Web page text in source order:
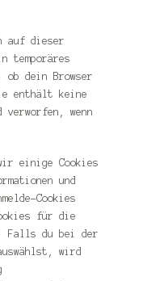
auf dieser
temporäres
dein Browser
enthält keine
verworfen, wenn
einige Cookies
und
Cookies
für die
Falls du bei der
wird